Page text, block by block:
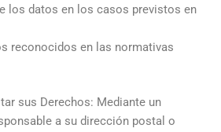
los datos en los casos previstos en
reconocidos en las normativas
sus Derechos: Mediante un
a su dirección postal o